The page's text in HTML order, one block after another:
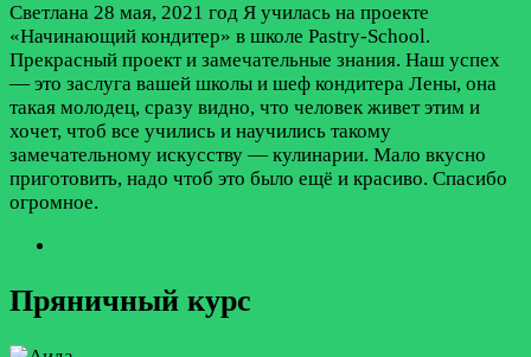
Светлана 28 мая, 2021 год Я училась на проекте
«Начинающий кондитер» в школе Pastry-School.
Прекрасный проект и замечательные знания. Наш успех
— это заслуга вашей школы и шеф кондитера Лены, она
такая молодец, сразу видно, что человек живет этим и
хочет, чтоб все учились и научились такому
замечательному искусству — кулинарии. Мало вкусно
приготовить, надо чтоб это было ещё и красиво. Спасибо
огромное.
Пряничный курс